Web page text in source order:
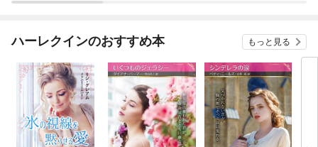
ハーレクインのおすすめ本 もっと見る